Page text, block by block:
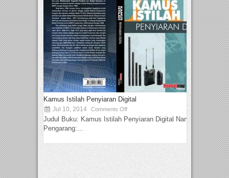
Kamus Istilah Penyiaran Digital
Jul 10, 2014 Comments Off
Judul Buku: Kamus Istilah Penyiaran Digital Nama
Pengarang:...